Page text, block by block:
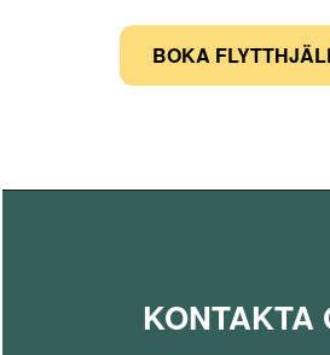
BOKA
KONTAKTA